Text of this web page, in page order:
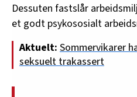
Dessuten fastslår
et godt psykososialt
Aktuelt: Sommervikarer
seksuelt trakassert